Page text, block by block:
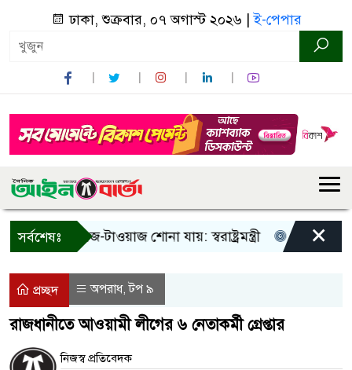
ঢাকা, শুক্রবার, ০৭ অগাস্ট ২০২৬ |ই-পেপার
সর্বশেষঃ
শুধু আওয়াজ-টাওয়াজ শোনা যায়: স্বরাষ্ট্রমন্ত্রী তিন দিনের
×
প্রচ্ছদ অপরাধ,টপ ৯
রাজধানীতে আওয়ামী লীগের ৬ নেতাকর্মী গ্রেপ্তার
নিজস্ব প্রতিবেদক